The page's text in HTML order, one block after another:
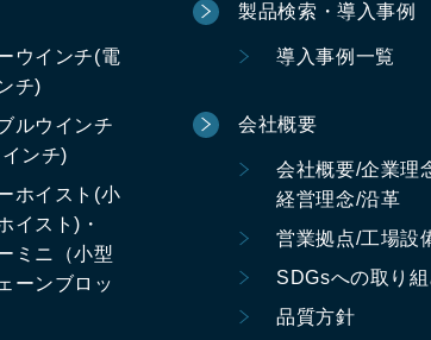
ウインチ(電
チ)
ルウインチ
ンチ)
ホイスト(小
イスト)・
ミニ（小型
ーンブロッ
製品検索・導入事例
導入事例一覧
会社概要
会社概要/企業理
経営理念/沿革
営業拠点/工場設
SDGsへの取り
品質方針